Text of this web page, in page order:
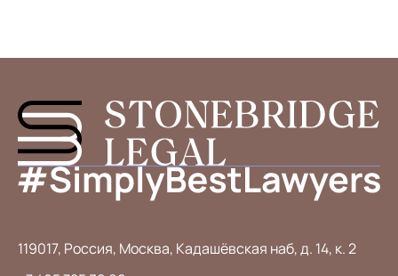
119017, Россия, Москва, Кадашёвская наб, д. 14, к. 2